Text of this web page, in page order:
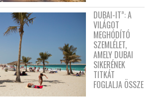
DUBAI-IT”: A
VILÁGOT
MEGHÓDÍTÓ
SZEMLÉLET,
AMELY DUBAI
SIKERÉNEK
TITKÁT
FOGLALJA ÖSSZE